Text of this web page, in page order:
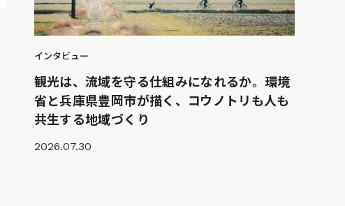
インタビュー
観光は、流域を守る仕組みになれるか。環境
省と兵庫県豊岡市が描く、コウノトリも人も
共生する地域づくり
2026.07.30